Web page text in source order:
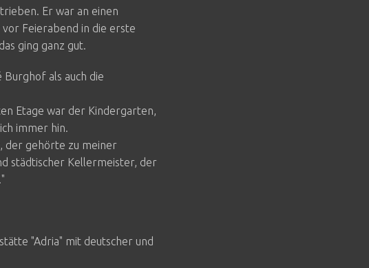
Er war an einen
Feierabend in die erste
ging ganz gut.
als auch die
Etage war der Kindergarten,
immer hin.
der gehörte zu meiner
städtischer Kellermeister, der
"Adria" mit deutscher und